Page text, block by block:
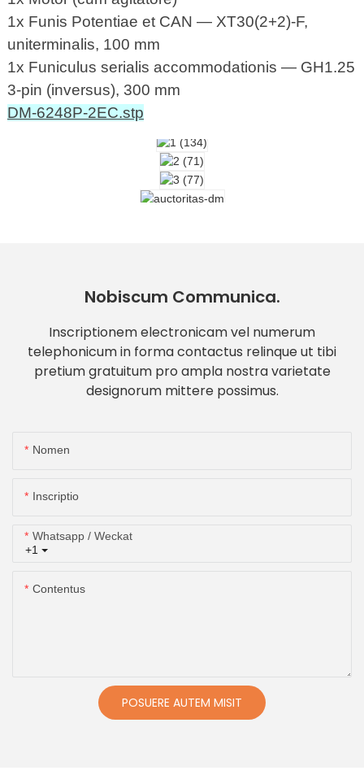
1x Funis Potentiae et CAN — XT30(2+2)-F,
uniterminalis, 100 mm
1x Funiculus serialis accommodationis — GH1.25
3-pin (inversus), 300 mm
DM-6248P-2EC.stp
Nobiscum Communica.
Inscriptionem electronicam vel numerum
telephonicum in forma contactus relinque ut tibi
pretium gratuitum pro ampla nostra varietate
designorum mittere possimus.
Nomen
Inscriptio
+1
Whatsapp / Weckat
Contentus
POSUERE AUTEM MISIT